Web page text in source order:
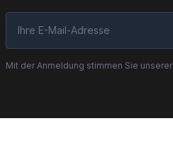
Mit der Anmeldung stimmen Sie unserer